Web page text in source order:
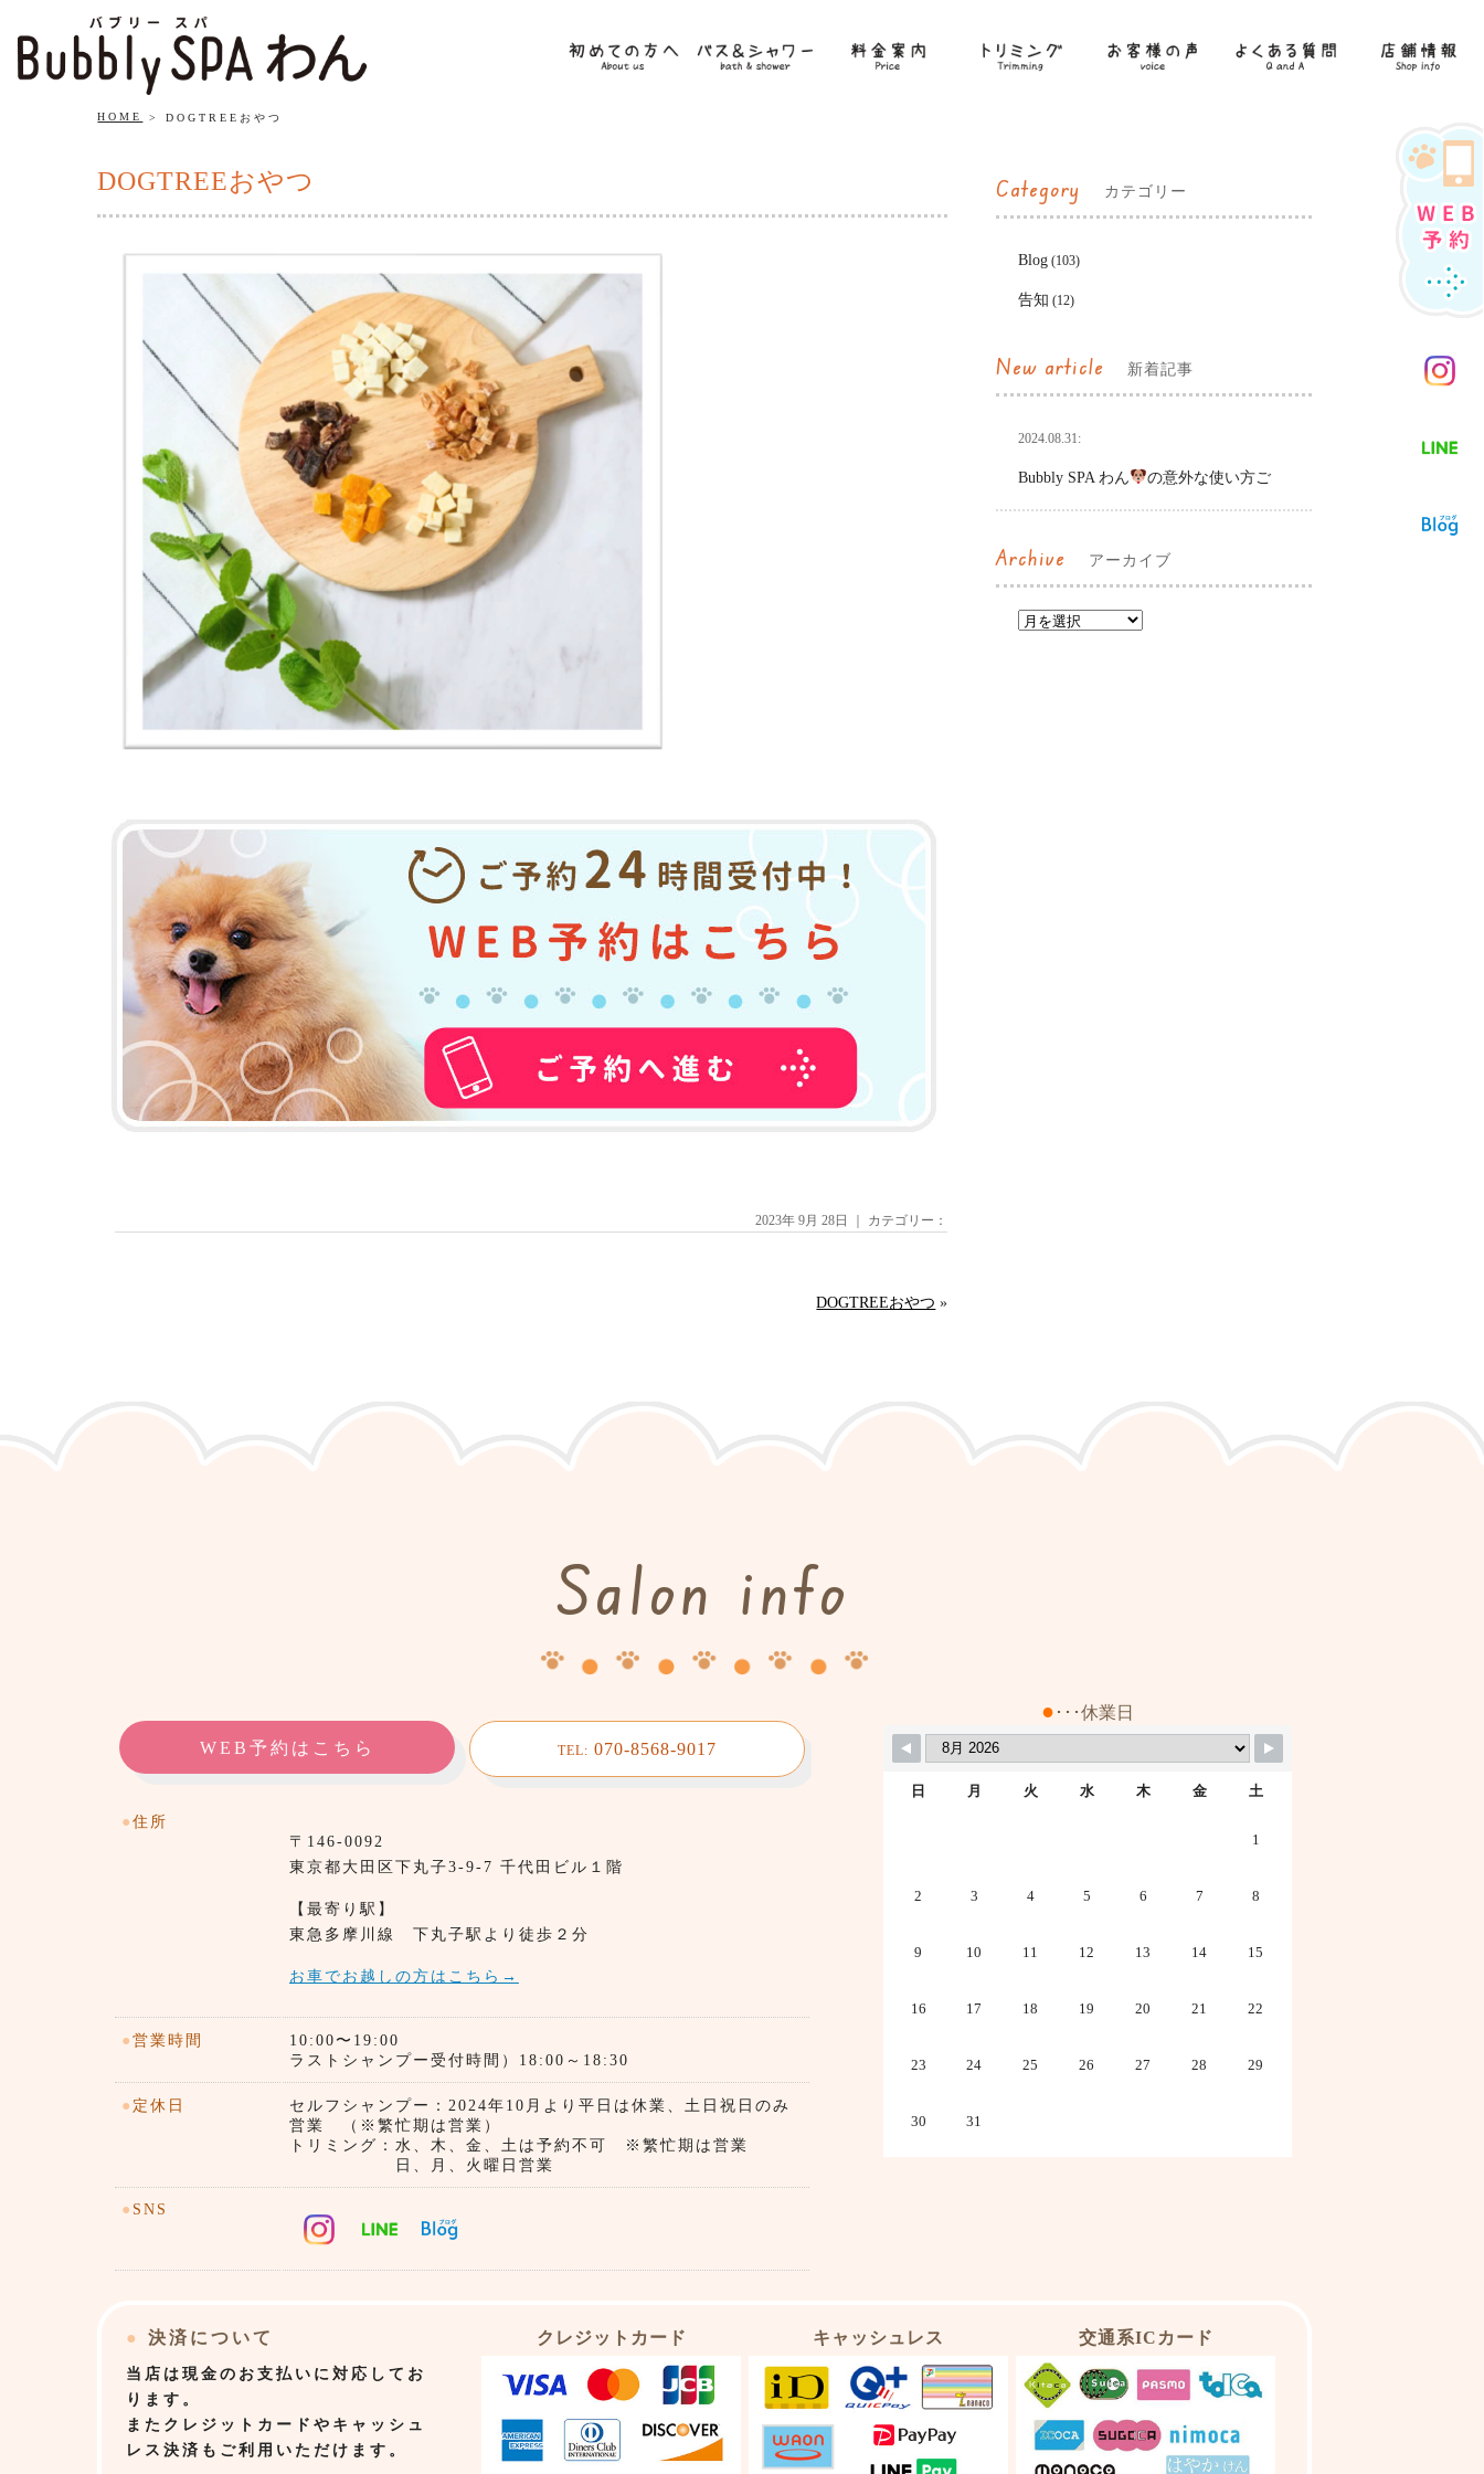
HOME DOGTREEおやつ
DOGTREEおやつ
2023年 9月 28日 ｜ カテゴリー：
DOGTREEおやつ »
Category カテゴリー
Blog (103)
告知 (12)
New article 新着記事
2024.08.31:
Bubbly SPA わん の意外な使い方ご
Archive アーカイブ
Salon info
WEB予約はこちら TEL: 070-8568-9017
● 住所
〒146-0092
東京都⼤田区下丸子3-9-7 千代田ビル１階
【最寄り駅】
東急多摩川線 下丸子駅より徒歩２分
お車でお越しの方はこちら→
● 営業時間
10:00〜19:00
ラストシャンプー受付時間）18:00～18:30
● 定休日
セルフシャンプー：2024年10月より平日は休業、土日祝日のみ
営業 （※繁忙期は営業）
トリミング：水、木、金、土は予約不可 ※繁忙期は営業
日、月、火曜日営業
● SNS
● ･･･休業日
日 月 火 水 木 金 土
1
2 3 4 5 6 7 8
9 10 11 12 13 14 15
16 17 18 19 20 21 22
23 24 25 26 27 28 29
30 31
● 決済について
当店は現金のお支払いに対応してお
ります。
またクレジットカードやキャッシュ
レス決済もご利用いただけます。
クレジットカード キャッシュレス 交通系ICカード